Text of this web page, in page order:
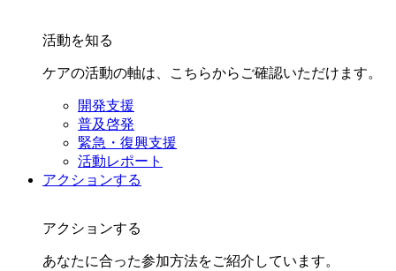
活動を知る
ケアの活動の軸は、こちらからご確認いただけます。
開発支援
普及啓発
緊急・復興支援
活動レポート
アクションする
アクションする
あなたに合った参加方法をご紹介しています。